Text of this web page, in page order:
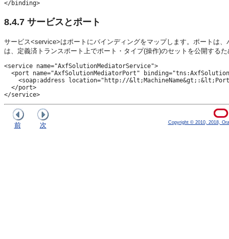
8.4.7 サービスとポート
サービス<service>はポートにバインディングをマップします。ポートは
は、定義済トランスポート上でポート・タイプ(操作)のセットを公開する
<service name="AxfSolutionMediatorService">
<port name="AxfSolutionMediatorPort"
<soap:address location="http://
  </port>
前 次 Copyright © 2010, 2018,